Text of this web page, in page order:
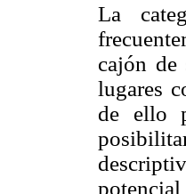
La
cajón de
lugares
de ello
potencial